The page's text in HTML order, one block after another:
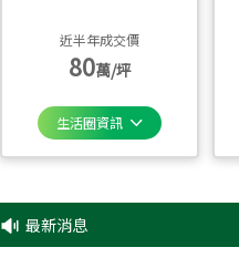
近半年成交價
80萬/坪
生活圈資訊
最新消息